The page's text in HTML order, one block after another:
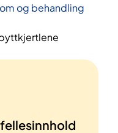
og behandling